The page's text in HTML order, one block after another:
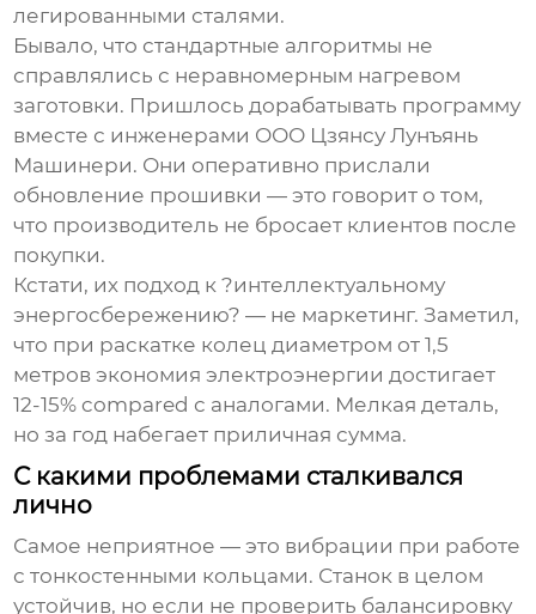
легированными сталями.
Бывало, что стандартные алгоритмы не
справлялись с неравномерным нагревом
заготовки. Пришлось дорабатывать программу
вместе с инженерами ООО Цзянсу Лунъянь
Машинери. Они оперативно прислали
обновление прошивки — это говорит о том,
что производитель не бросает клиентов после
покупки.
Кстати, их подход к ?интеллектуальному
энергосбережению? — не маркетинг. Заметил,
что при раскатке колец диаметром от 1,5
метров экономия электроэнергии достигает
12-15% compared с аналогами. Мелкая деталь,
но за год набегает приличная сумма.
С какими проблемами сталкивался
лично
Самое неприятное — это вибрации при работе
с тонкостенными кольцами. Станок в целом
устойчив, но если не проверить балансировку